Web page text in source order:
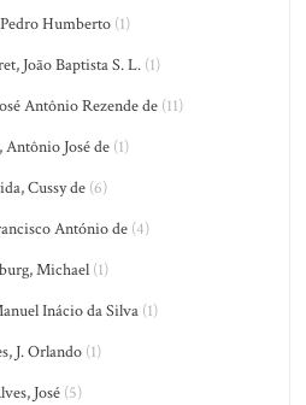
Humberto(1)
João Baptista S. L.(1)
Antônio Rezende de (11)
José de (1)
Cussy de (6)
António de (4)
Michael (1)
Inácio da Silva(1)
J. Orlando(1)
José (5)